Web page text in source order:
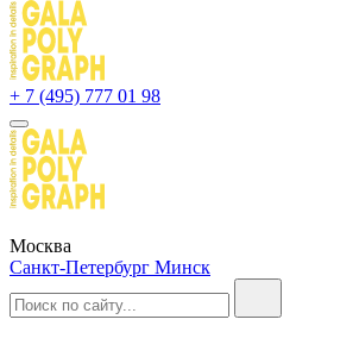
+ 7 (495) 777 01 98
Москва
Санкт-Петербург Минск